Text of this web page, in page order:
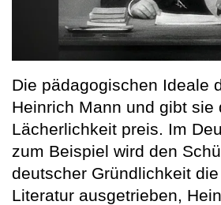
Die pädagogischen Ideale
Heinrich Mann und gibt sie
Lächerlichkeit preis. Im
zum Beispiel wird den
deutscher Gründlichkeit
Literatur ausgetrieben,